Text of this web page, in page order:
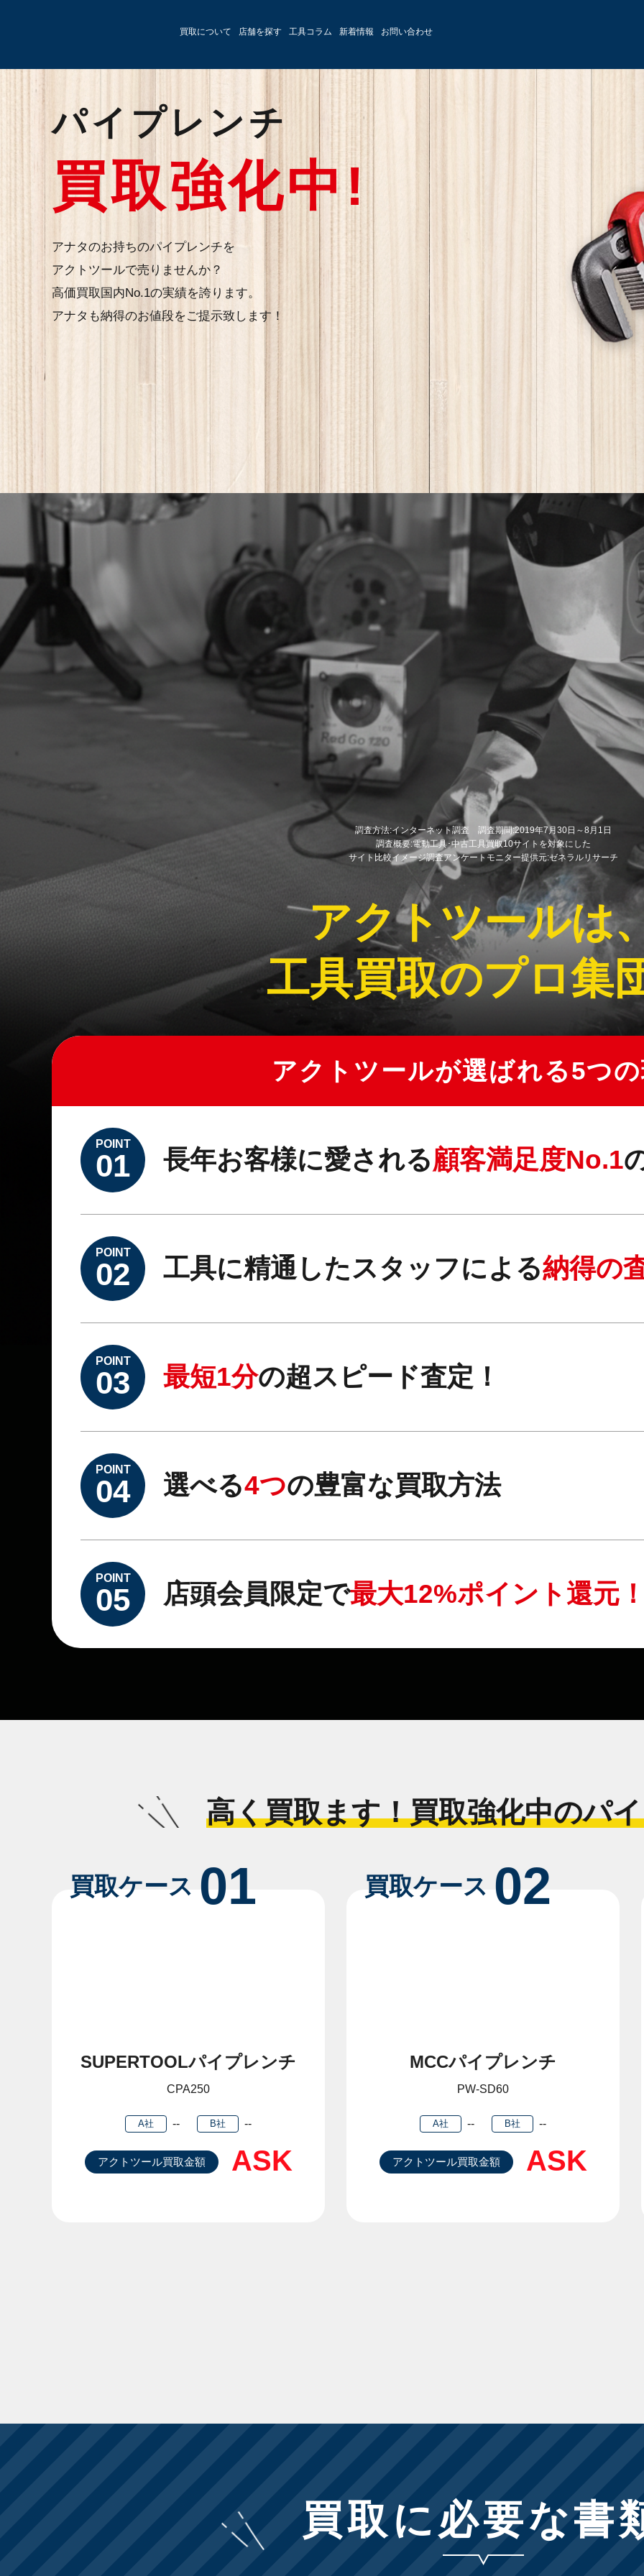
買取について 店舗を探す 工具コラム 新着情報 お問い合わせ
パイプレンチ
買取強化中!
アナタのお持ちのパイプレンチを
アクトツールで売りませんか？
高価買取国内No.1の実績を誇ります。
アナタも納得のお値段をご提示致します！
調査方法:インターネット調査 調査期間:2019年7月30日～8月1日
調査概要:電動工具･中古工具買取10サイトを対象にした
サイト比較イメージ調査アンケートモニター提供元:ゼネラルリサーチ
アクトツールは
工具買取のプロ集
アクトツールが選ばれる5つ
POINT
01 長年お客様に愛される顧客満足度No.1
POINT
02 工具に精通したスタッフによる納得の
POINT
03 最短1分の超スピード査定！
POINT
04 選べる4つの豊富な買取方法
POINT
05 店頭会員限定で最大12%ポイント還元
高く買取ます！買取強化中のパ
買取ケース 01
SUPERTOOLパイプレンチ
CPA250
A社 -- B社 --
アクトツール買取金額 ASK
買取ケース 02
MCCパイプレンチ
PW-SD60
A社 -- B社 --
アクトツール買取金額 ASK
買取に必要な書